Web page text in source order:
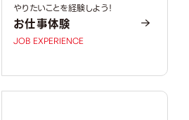
やりたいことを経験しよう！
お仕事体験
JOB EXPERIENCE